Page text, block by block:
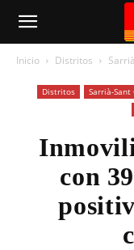
Inicio Distritos
Distritos Sarrià-Sant
con